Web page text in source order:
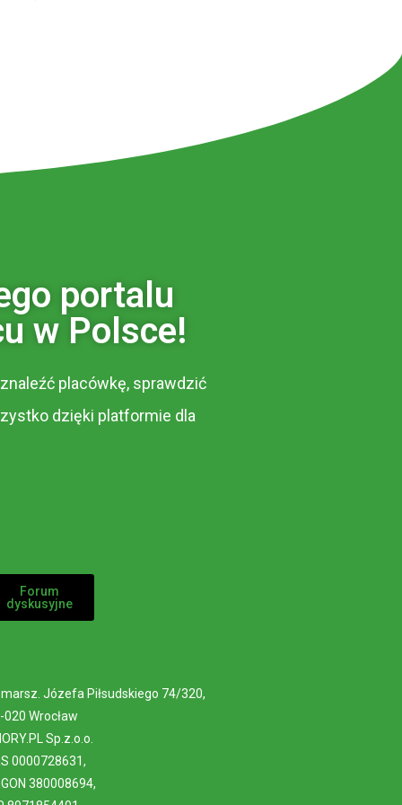
portalu
w Polsce!
placówkę, sprawdzić
dzięki platformie dla
Forum
dyskusyjne
marsz. Józefa Piłsudskiego 74/320,
020 Wrocław
Sp.z.o.o.
0000728631,
380008694,